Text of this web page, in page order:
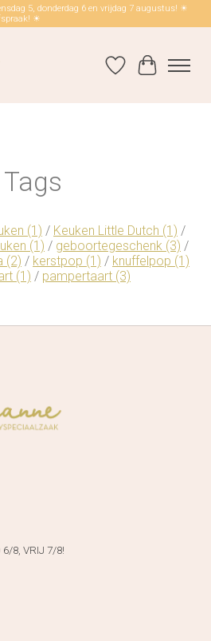
5, donderdag 6 en vrijdag 7 augustus! ☀
☀
Verlanglijst
Tags
(1) / Keuken Little Dutch (1) /
(1) / geboortegeschenk (3) /
(2) / kerstpop (1) / knuffelpop (1)
(1) / pampertaart (3)
6/8, VRIJ 7/8!